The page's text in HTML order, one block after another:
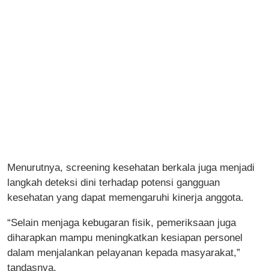
Menurutnya, screening kesehatan berkala juga menjadi
langkah deteksi dini terhadap potensi gangguan
kesehatan yang dapat memengaruhi kinerja anggota.
“Selain menjaga kebugaran fisik, pemeriksaan juga
diharapkan mampu meningkatkan kesiapan personel
dalam menjalankan pelayanan kepada masyarakat,”
tandasnya.